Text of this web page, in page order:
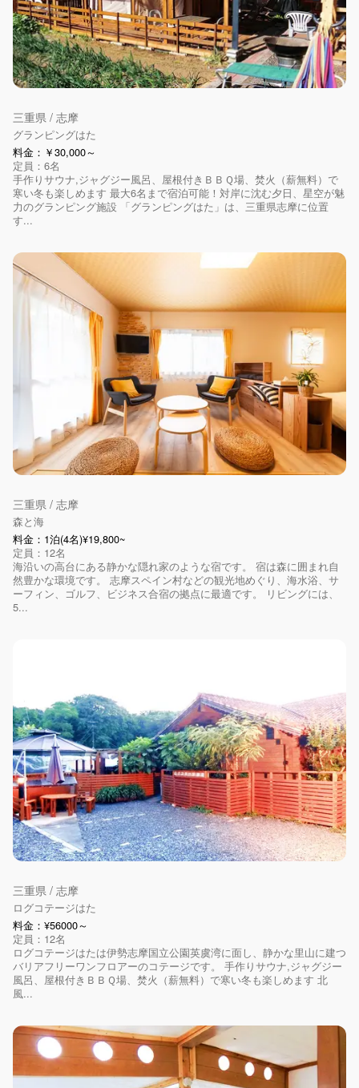
三重県 / 志摩
グランピングはた
料金：￥30,000～
定員：6名
手作りサウナ,ジャグジー風呂、屋根付きＢＢＱ場、焚火（薪無料）で
寒い冬も楽しめます 最大6名まで宿泊可能！対岸に沈む夕日、星空が魅
力のグランピング施設 「グランピングはた」は、三重県志摩に位置
す...
三重県 / 志摩
森と海
料金：1泊(4名)¥19,800~
定員：12名
海沿いの高台にある静かな隠れ家のような宿です。 宿は森に囲まれ自
然豊かな環境です。 志摩スペイン村などの観光地めぐり、海水浴、サ
ーフィン、ゴルフ、ビジネス合宿の拠点に最適です。 リビングには、
5...
三重県 / 志摩
ログコテージはた
料金：¥56000～
定員：12名
ログコテージはたは伊勢志摩国立公園英虞湾に面し、静かな里山に建つ
バリアフリーワンフロアーのコテージです。 手作りサウナ,ジャグジー
風呂、屋根付きＢＢＱ場、焚火（薪無料）で寒い冬も楽しめます 北
風...